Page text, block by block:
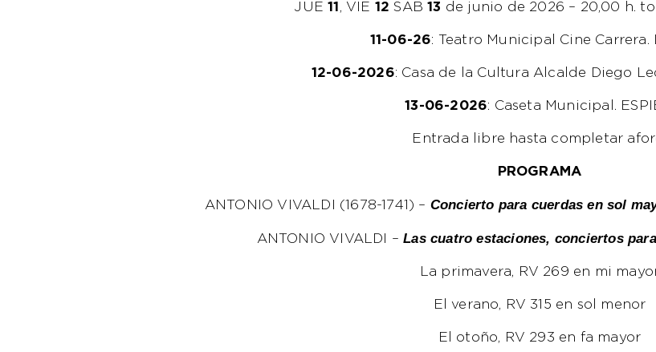
JUE11 , VIE 12 SAB13 de junio de 2026 – 20,00 h.
11-06-26: Teatro Municipal Cine Carrera.
12-06-2026: Casa de la Cultura Alcalde Diego
13-06-2026: Caseta Municipal.
Entrada libre hasta completar
PROGRAMA
ANTONIO VIVALDI (1678-1741) – Concierto para cuerdas en sol
ANTONIO VIVALDI –Las cuatro estaciones, conciertos
La primavera, RV 269 en mi
El verano, RV 315 en sol menor
El otoño, RV 293 en fa mayor